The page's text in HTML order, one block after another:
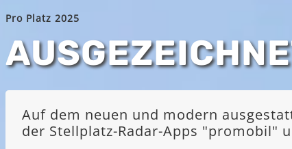
Pro Platz 2025
Auf dem neuen und modern
der Stellplatz-Radar-Apps "promobil"